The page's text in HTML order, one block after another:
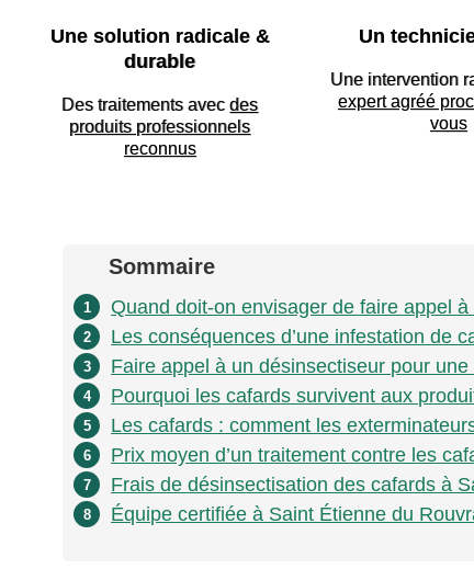
Une solution radicale &
durable
Des traitements avecdes
produits professionnels
reconnus
Un
Une intervention
expert agréé
vous
Sommaire
1 Quand doit-on envisager de faire appel
2 Les conséquences d’une infestation de
3 Faire appel à un désinsectiseur pour
4 Pourquoi les cafards survivent aux
5 Les cafards : comment les
6 Prix moyen d’un traitement contre les
7 Frais de désinsectisation des cafards à
8 Équipe certifiée à Saint Étienne du